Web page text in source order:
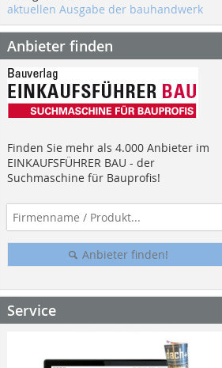
aktuellen Ausgabe der bauhandwerk
Anbieter finden
Finden Sie mehr als 4.000 Anbieter im
EINKAUFSFÜHRER BAU - der
Suchmaschine für Bauprofis!
Anbieter finden!
Service